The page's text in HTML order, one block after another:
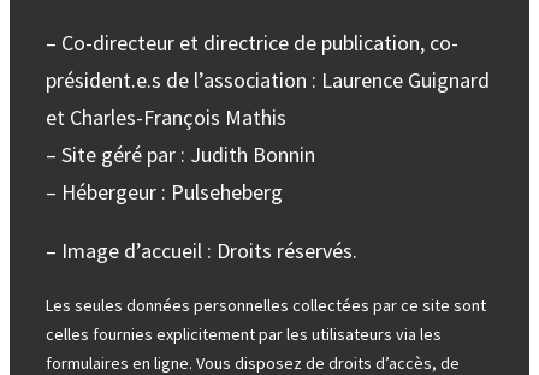
– Co-directeur et directrice de publication, co-
président.e.s de l’association : Laurence Guignard
et Charles-François Mathis
– Site géré par : Judith Bonnin
– Hébergeur : Pulseheberg
– Image d’accueil : Droits réservés.
Les seules données personnelles collectées par ce site sont
celles fournies explicitement par les utilisateurs via les
formulaires en ligne. Vous disposez de droits d’accès, de